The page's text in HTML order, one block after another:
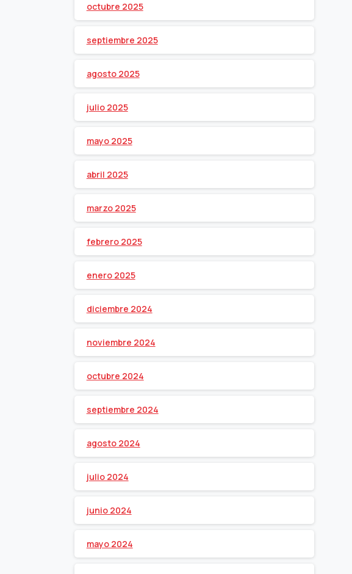
octubre 2025
septiembre 2025
agosto 2025
julio 2025
mayo 2025
abril 2025
marzo 2025
febrero 2025
enero 2025
diciembre 2024
noviembre 2024
octubre 2024
septiembre 2024
agosto 2024
julio 2024
junio 2024
mayo 2024